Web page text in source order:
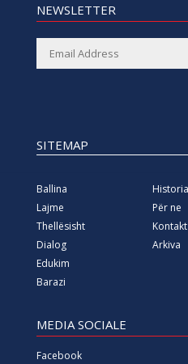
NEWSLETTER
SITEMAP
Ballina
Lajme
Thellësisht
Dialog
Edukim
Barazi
Historia
Për ne
Kontakt
Arkiva
MEDIA SOCIALE
Facebook